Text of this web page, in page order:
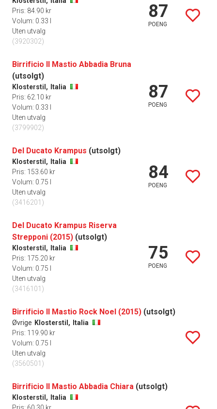
Pris: 84.90 kr
Volum: 0.33 l
Uten utvalg
(3920302)
87
POENG
Birrificio Il Mastio Abbadia Bruna
(utsolgt)
Klosterstil,
Italia
Pris: 62.10 kr
Volum: 0.33 l
Uten utvalg
(3799902)
87
POENG
Del Ducato Krampus (utsolgt)
Klosterstil,
Italia
Pris: 153.60 kr
Volum: 0.75 l
Uten utvalg
(3416201)
84
POENG
Del Ducato Krampus Riserva
Strepponi (2015) (utsolgt)
Klosterstil,
Italia
Pris: 175.20 kr
Volum: 0.75 l
Uten utvalg
(3416101)
75
POENG
Birrificio Il Mastio Rock Noel (2015) (utsolgt)
Øvrige Klosterstil,
Italia
Pris: 119.90 kr
Volum: 0.75 l
Uten utvalg
(3560501)
Birrificio Il Mastio Abbadia Chiara (utsolgt)
Klosterstil,
Italia